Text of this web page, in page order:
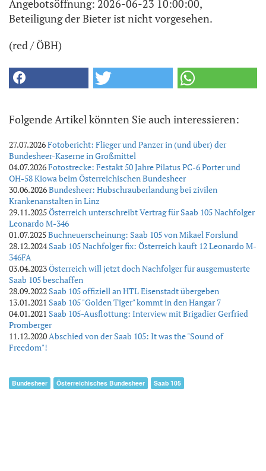
Angebotsöffnung: 2026-06-23 10:00:00,
Beteiligung der Bieter ist nicht vorgesehen.
(red / ÖBH)
Folgende Artikel könnten Sie auch interessieren:
27.07.2026Fotobericht: Flieger und Panzer in (und über) der
Bundesheer-Kaserne in Großmittel
04.07.2026Fotostrecke: Festakt 50 Jahre Pilatus PC-6 Porter und
OH-58 Kiowa beim Österreichischen Bundesheer
30.06.2026Bundesheer: Hubschrauberlandung bei zivilen
Krankenanstalten in Linz
29.11.2025Österreich unterschreibt Vertrag für Saab 105 Nachfolger
Leonardo M-346
01.07.2025Buchneuerscheinung: Saab 105 von Mikael Forslund
28.12.2024Saab 105 Nachfolger fix: Österreich kauft 12 Leonardo M-
346FA
03.04.2023Österreich will jetzt doch Nachfolger für ausgemusterte
Saab 105 beschaffen
28.09.2022 Saab 105 offiziell an HTL Eisenstadt übergeben
13.01.2021 Saab 105 "Golden Tiger" kommt in den Hangar 7
04.01.2021 Saab 105-Ausflottung: Interview mit Brigadier Gerfried
Promberger
11.12.2020Abschied von der Saab 105: It was the "Sound of
Freedom"!
Bundesheer Österreichisches Bundesheer Saab 105